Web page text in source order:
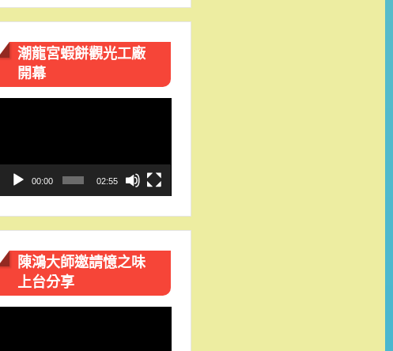
潮龍宮蝦餅觀光工廠
開幕
00:00 02:55
陳鴻大師邀請憶之味
上台分享